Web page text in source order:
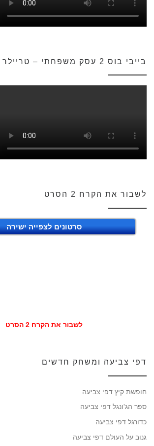
בייבי בוס 2 עסק משפחתי – טריילר רשמי מדובב
לשבור את הקרח 2 הסרט
סרטונים לצפייה ישירה
לשבור את הקרח 2 הסרט
דפי צביעה ומשחק חדשים
חופשת קיץ דפי צביעה
ספר הג'ונגל דפי צביעה
כדורגל דפי צביעה
גנוב על העולם דפי צביעה